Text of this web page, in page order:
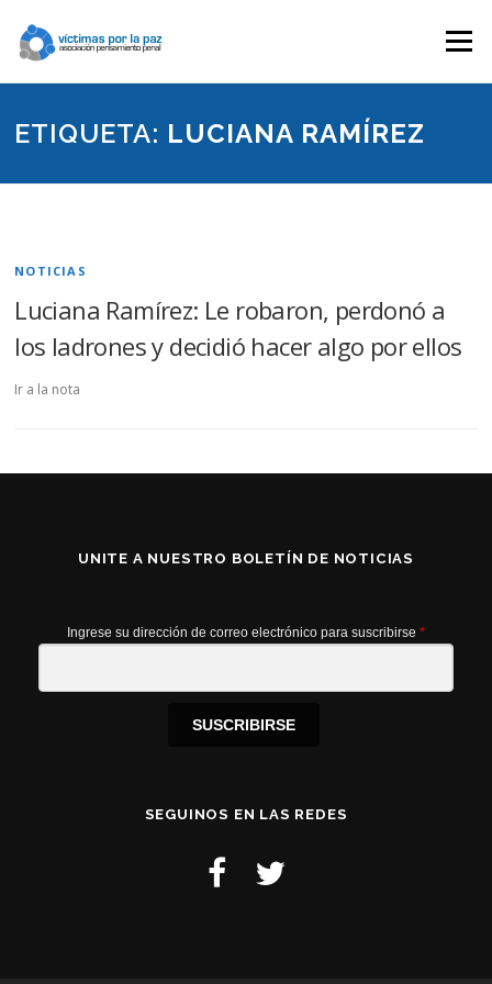
contenido
Menú
ETIQUETA: LUCIANA RAMÍREZ
NOTICIAS
Luciana Ramírez: Le robaron, perdonó a
los ladrones y decidió hacer algo por ellos
Ir a la nota
UNITE A NUESTRO BOLETÍN DE NOTICIAS
Ingrese su dirección de correo electrónico para suscribirse *
SUSCRIBIRSE
SEGUINOS EN LAS REDES